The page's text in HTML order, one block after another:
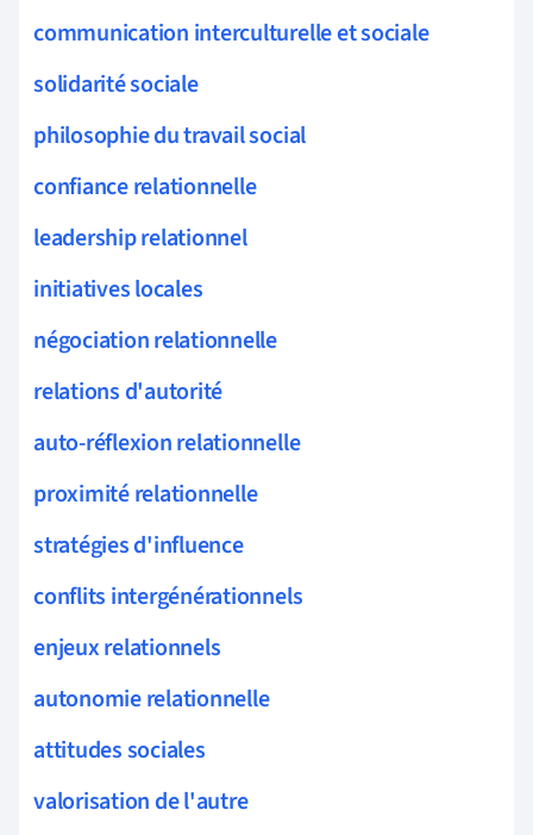
communication interculturelle et sociale
solidarité sociale
philosophie du travail social
confiance relationnelle
leadership relationnel
initiatives locales
négociation relationnelle
relations d'autorité
auto-réflexion relationnelle
proximité relationnelle
stratégies d'influence
conflits intergénérationnels
enjeux relationnels
autonomie relationnelle
attitudes sociales
valorisation de l'autre